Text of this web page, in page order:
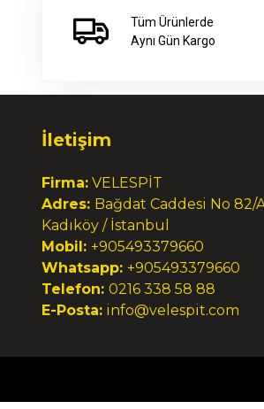
Tüm Ürünlerde
Aynı Gün Kargo
İletişim
Firma: VELESPİT
Adres: Bağdat Caddesi No 82/
Kadıköy / İstanbul
Mobil: +905493379660
Whatsapp: +905493379660
Telefon: 0216 338 58 88
E-Posta: info@velespit.com